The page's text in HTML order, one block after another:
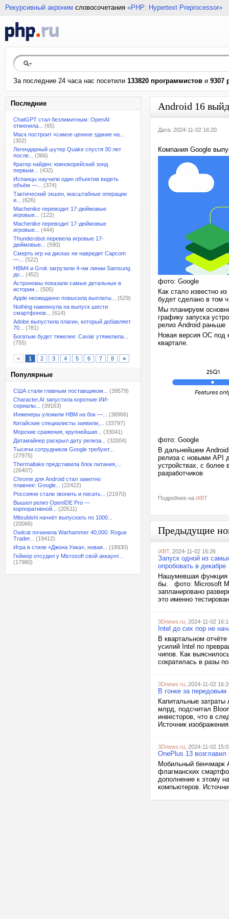
Рекурсивный акроним словосочетания «PHP: Hypertext Preprocessor»
За последние 24 часа нас посетили 133820 программистов и 9307
Последние
ChatGPT стал безлимитным: OpenAI
отменила...
(65)
Маск построит «самое ценное здание на...
(302)
Легендарный шутер Quake спустя 30 лет
после...
(366)
Кратер найден: южнокорейский зонд
первым...
(432)
Испанцы научили один объектив видеть
объём —...
(374)
Тактический экшен, масштабные операции
и...
(626)
Machenike переводит 17-дюймовые
игровые...
(122)
Machenike переводит 17-дюймовые
игровые...
(444)
Thunderobot перевела игровые 17-
дюймовые...
(590)
Смерть игр на дисках не навредит Capcom
—...
(522)
HBM4 и Grok загрузили 4-нм линии Samsung
до...
(452)
Астрономы показали самые детальные в
истории...
(505)
Apple неожиданно повысила выплаты...
(529)
Nothing намекнула на выпуск шести
смартфонов...
(614)
Adobe выпустила плагин, который добавляет
70...
(781)
Богатым будет тяжелее: Caviar утяжелила...
(755)
< 1 2 3 4 5 6 7 8 >
Популярные
США стали главным поставщиком...
(39579)
Character.AI запустила короткие ИИ-
сериалы...
(39163)
Инженеры уложили HBM на бок —...
(38966)
Китайские специалисты заявили,...
(33797)
Морские сражения, крупнейшая...
(33041)
Датамайнер раскрыл дату релиза...
(32004)
Тысячи сотрудников Google требуют...
(27975)
Thermaltake представила блок питания,...
(26407)
Chrome для Android стал заметно
плавнее: Google...
(22422)
Россияне стали звонить и писать...
(21970)
Вышел релиз OpenIDE Pro —
корпоративной...
(20511)
Mitsubishi начнёт выпускать по 1000...
(20066)
Owlcat починила Warhammer 40,000: Rogue
Trader...
(19412)
Игра в стиле «Джона Уика», новая...
(18930)
Геймер отсудил у Microsoft свой аккаунт...
(17980)
Android 16
Дата: 2024-11-02 16:20
Компания Google
фото: Google
Как стало известно
будет сделано в том
Мы планируем
графику запуска
релиз Android раньше
Новая версия ОС под
квартале.
фото: Google
В дальнейшем Android
релиза с новыми API
устройствах, с более
разработчиков
Подробнее на iXBT
Предыдущие
iXBT, 2024-11-02 16:26
Запуск одной из
опробовать в декабре
Нашумевшая функция
бы. фото: Microsoft
запланировано
это именно
3Dnews.ru , 2024-11-02
Intel до сих пор не
В квартальном
усилий Intel по
чипов. Как
сократилась в разы
3Dnews.ru , 2024-11-02
В гонке за
Капитальные
млрд, подсчитал
инвесторов, что в
Источник
3Dnews.ru , 2024-11-02
OnePlus 13
Мобильный бенчмарк
флагманских
дополнение к этому
компьютеров.